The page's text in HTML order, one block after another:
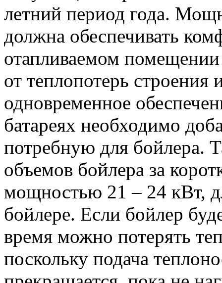
летний период года.
должна обеспечивать
отапливаемом
от теплопотерь строения
одновременное
батареях необходимо
потребную для бойлера.
объемов бойлера за
мощностью 21 – 24 кВт,
бойлере. Если бойлер
время можно потерять
поскольку подача